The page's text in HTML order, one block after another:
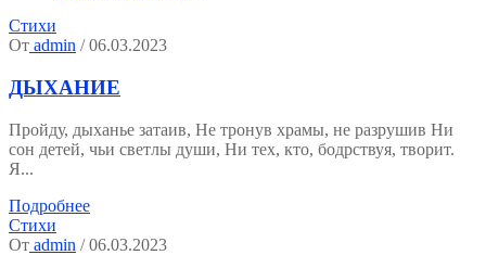
Стихи
От admin / 06.03.2023
ДЫХАНИЕ
Пройду, дыханье затаив, Не тронув храмы, не разрушив Ни
сон детей, чьи светлы души, Ни тех, кто, бодрствуя, творит.
Я...
Подробнее
Стихи
От admin / 06.03.2023